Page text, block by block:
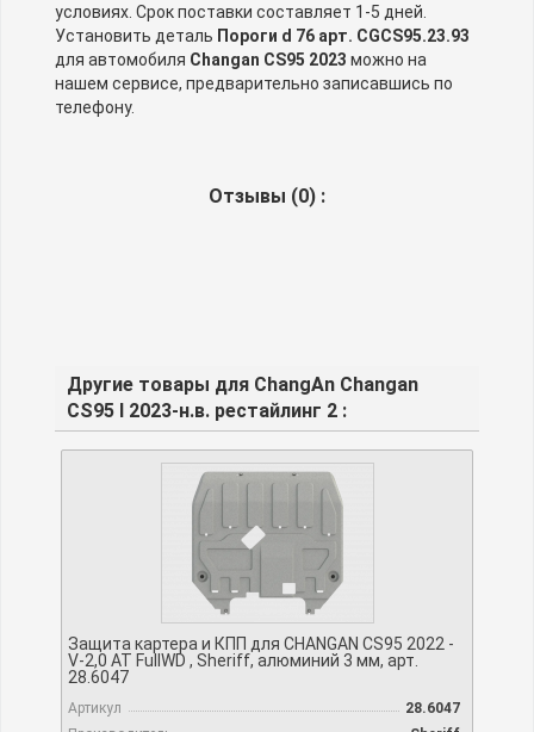
условиях. Срок поставки составляет 1-5 дней.
Установить деталь Пороги d 76 арт. CGCS95.23.93
для автомобиля Changan CS95 2023 можно на
нашем сервисе, предварительно записавшись по
телефону.
Отзывы (0) :
Другие товары для ChangAn Changan
CS95 I 2023-н.в. рестайлинг 2 :
Защита картера и КПП для CHANGAN CS95 2022 -
V-2,0 AT FullWD , Sheriff, алюминий 3 мм, арт.
28.6047
Артикул
28.6047